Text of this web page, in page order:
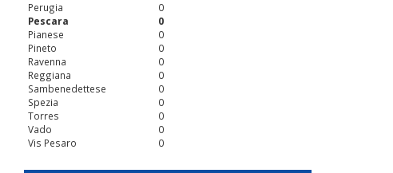
0
Perugia
0
Pescara
0
Pianese
0
Pineto
0
Ravenna
0
Reggiana
0
Sambenedettese
0
Spezia
0
Torres
0
Vado
0
Vis Pesaro